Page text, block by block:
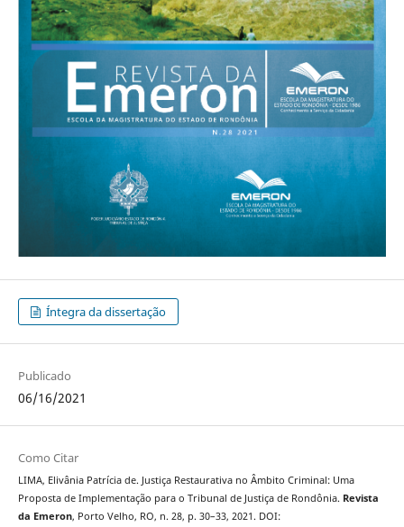
Íntegra da dissertação
Publicado
06/16/2021
Como Citar
LIMA, Elivânia Patrícia de. Justiça Restaurativa no Âmbito Criminal: Uma
Proposta de Implementação para o Tribunal de Justiça de Rondônia. Revista
da Emeron, Porto Velho, RO, n. 28, p. 30–33, 2021. DOI: